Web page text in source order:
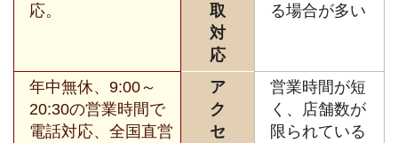
応。
取
対
応
る場合が多い
年中無休、9:00～
20:30の営業時間で
電話対応、全国直営
ア
ク
セ
営業時間が短
く、店舗数が
限られている